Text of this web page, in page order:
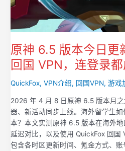
原神 6.5 版本今日更
回国 VPN，连登录
QuickFox,VPN介绍, 回国VPN,游戏
2026 年 4 月 8 日原神 6.5 版本月
器、新活动同步上线。海外留学生
本？本文实测原神 6.5 版本在海外地
延迟对比，以及使用 QuickFox 回国
包含各时区更新时间、氪金方式、